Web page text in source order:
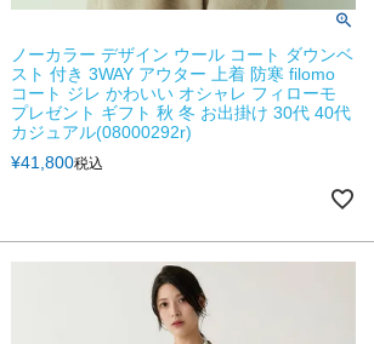
ノーカラー デザイン ウール コート ダウンベ
スト 付き 3WAY アウター 上着 防寒 filomo
コート ジレ かわいい オシャレ フィローモ
プレゼント ギフト 秋 冬 お出掛け 30代 40代
カジュアル(08000292r)
¥41,800税込